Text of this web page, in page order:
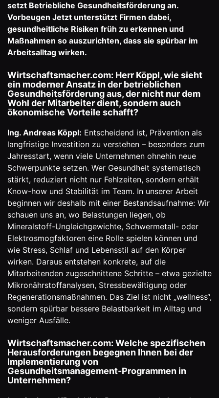
setzt Betriebliche Gesundheitsförderung an.
Vorbeugen Jetzt unterstützt Firmen dabei,
gesundheitliche Risiken früh zu erkennen und
Maßnahmen so auszurichten, dass sie spürbar im
Arbeitsalltag wirken.
Wirtschaftsmacher.com: Herr Köppl, wie sieht
ein moderner Ansatz in der betrieblichen
Gesundheitsförderung aus, der nicht nur dem
Wohl der Mitarbeiter dient, sondern auch
ökonomische Vorteile schafft?
Ing. Andreas Köppl: Entscheidend ist, Prävention als
langfristige Investition zu verstehen – besonders zum
Jahresstart, wenn viele Unternehmen ohnehin neue
Schwerpunkte setzen. Wer Gesundheit systematisch
stärkt, reduziert nicht nur Fehlzeiten, sondern erhält
Know-how und Stabilität im Team. In unserer Arbeit
beginnen wir deshalb mit einer Bestandsaufnahme: Wir
schauen uns an, wo Belastungen liegen, ob
Mineralstoff-Ungleichgewichte, Schwermetall- oder
Elektrosmogfaktoren eine Rolle spielen können und
wie Stress, Schlaf und Lebensstil auf den Körper
wirken. Daraus entstehen konkrete, auf die
Mitarbeitenden zugeschnittene Schritte – etwa gezielte
Mikronährstoffanalysen, Stressbewältigung oder
Regenerationsmaßnahmen. Das Ziel ist nicht „wellness“,
sondern spürbar bessere Belastbarkeit im Alltag und
weniger Ausfälle.
Wirtschaftsmacher.com: Welche spezifischen
Herausforderungen begegnen Ihnen bei der
Implementierung von
Gesundheitsmanagement-Programmen in
Unternehmen?